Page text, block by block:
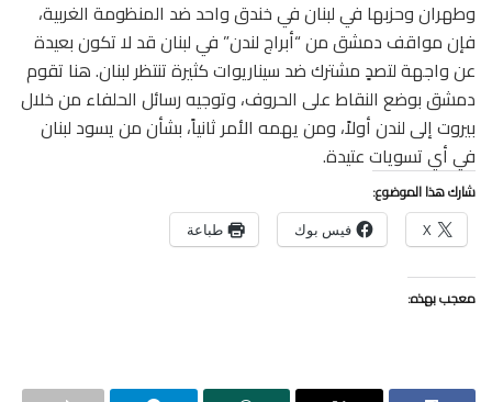
وطهران وحزبها في لبنان في خندق واحد ضد المنظومة الغربية،
فإن مواقف دمشق من “أبراج لندن” في لبنان قد لا تكون بعيدة
عن واجهة لتصدٍ مشترك ضد سيناريوات كثيرة تنتظر لبنان. هنا تقوم
دمشق بوضع النقاط على الحروف، وتوجيه رسائل الحلفاء من خلال
بيروت إلى لندن أولاً، ومن يهمه الأمر ثانياً، بشأن من يسود لبنان
في أي تسويات عتيدة.
شارك هذا الموضوع:
X فيس بوك طباعة
معجب بهذه: